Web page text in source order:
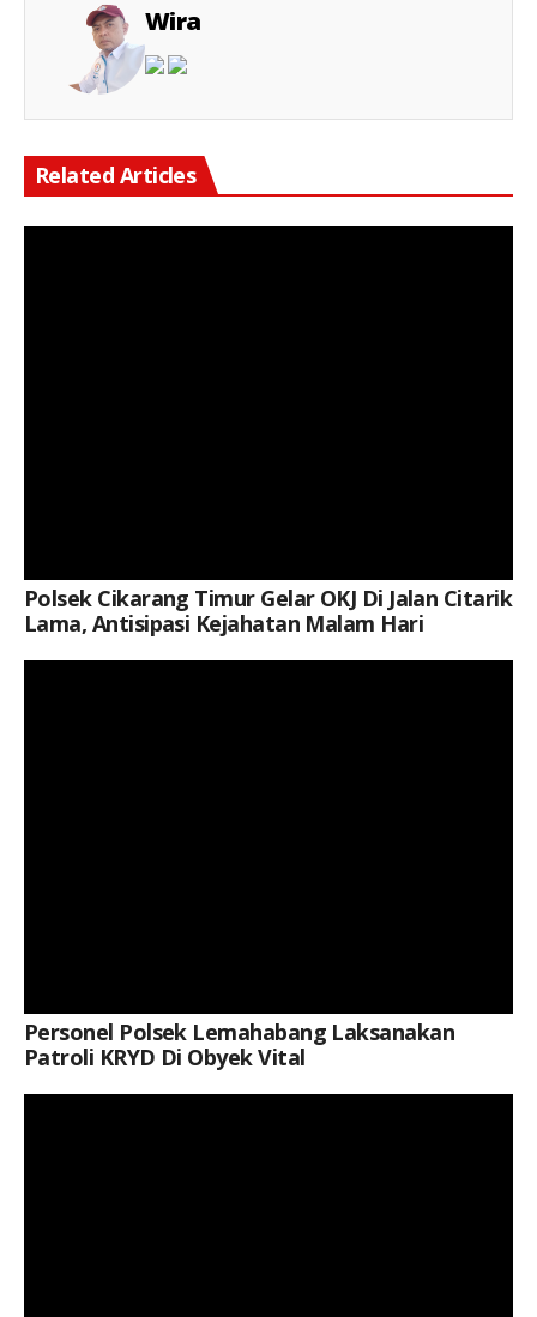
Wira
Related Articles
Keterangan Gambar: Personel Polsek Cikarang Timur saat melaksanakan Operasi Kejahatan Jalanan (OKJ) di Jalan Citarik Lama, Desa Jatibaru, Kecamatan Cikarang Timur, Kabupaten Bekasi.
Polsek Cikarang Timur Gelar OKJ Di Jalan Citarik
Lama, Antisipasi Kejahatan Malam Hari
Keterangan Gambar: Brigpol Dodi Wijaya, dan Brigpol Restu Khoerul Akbar, Saat Kegiatan
Personel Polsek Lemahabang Laksanakan
Patroli KRYD Di Obyek Vital
Keterangan Gambar: Sekretaris Gapoktan Ganda Mukti Desa Cipayung, Adi Sukriyadi, SE, menyambut gembira kemudahan akses solar bersubsidi bagi petani di Kabupaten Bekasi.